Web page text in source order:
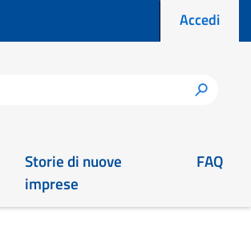
Menu
Accedi
h
Storie di nuove
imprese
FAQ